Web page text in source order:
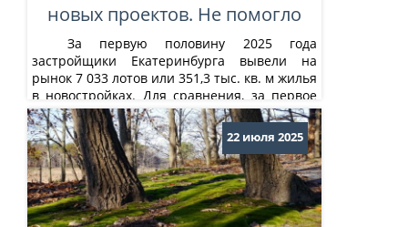
новых проектов. Не помогло
За первую половину 2025 года
застройщики Екатеринбурга вывели на
рынок 7 033 лотов или 351,3 тыс. кв. м жилья
в новостройках. Для сравнения, за первое
полугодие 2024 года на рынок первички
столицы Урала было выведено 487,1 тыс. кв.
м жилья. Таким образом, за первые полгода
2025 года на рынок...
22 июля 2025